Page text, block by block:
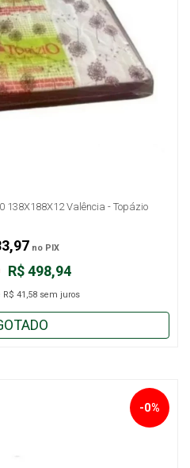
138X188X12 Valência - Topázio
R$ 498,94
R$ 41,58 sem juros
no PIX
-0%